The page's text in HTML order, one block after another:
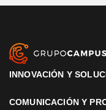
INNOVACIÓN Y
COMUNICACIÓN Y